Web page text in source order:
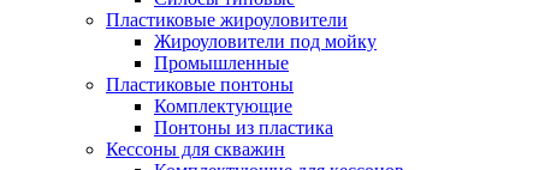
Пластиковые жироуловители
Жироуловители под мойку
Промышленные
Пластиковые понтоны
Комплектующие
Понтоны из пластика
Кессоны для скважин